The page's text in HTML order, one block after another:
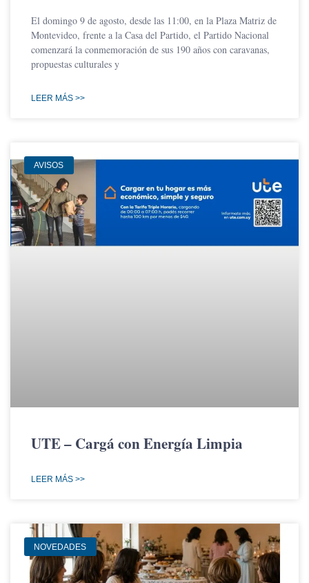
El domingo 9 de agosto, desde las 11:00, en la Plaza Matriz de
Montevideo, frente a la Casa del Partido, el Partido Nacional
comenzará la conmemoración de sus 190 años con caravanas,
propuestas culturales y
LEER MÁS >>
AVISOS
UTE – Cargá con Energía Limpia
LEER MÁS >>
NOVEDADES